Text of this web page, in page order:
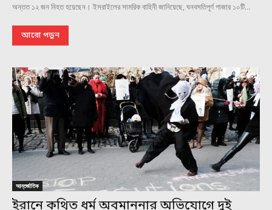
অন্তত ১২ জন নিহত হয়েছেন। ইসরাইলের সামরিক বাহিনী জানিয়েছে, ঘনবসতিপূর্ণ গাজার ১০টি...
আরো পড়ুন
আন্তর্জাতিক
ইরানে কথিত ধর্ম অবমাননার অভিযোগে দুই